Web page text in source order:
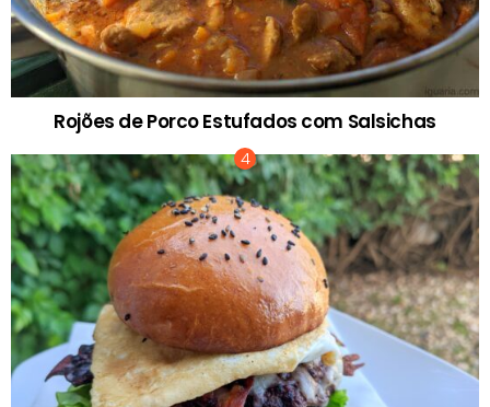
Rojões de Porco Estufados com Salsichas